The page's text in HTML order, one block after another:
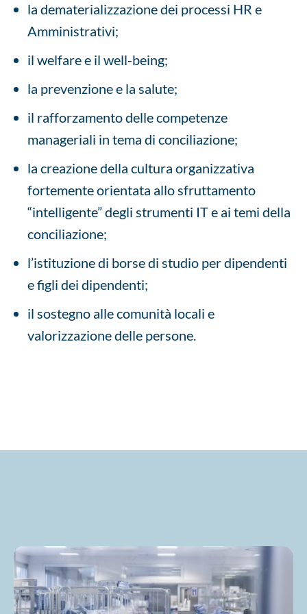
la dematerializzazione dei processi HR e
Amministrativi;
il welfare e il well-being;
la prevenzione e la salute;
il rafforzamento delle competenze
manageriali in tema di conciliazione;
la creazione della cultura organizzativa
fortemente orientata allo sfruttamento
“intelligente” degli strumenti IT e ai temi della
conciliazione;
l’istituzione di borse di studio per dipendenti
e figli dei dipendenti;
il sostegno alle comunità locali e
valorizzazione delle persone.